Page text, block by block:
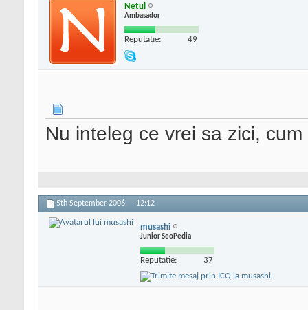
Netul
Ambasador
Reputatie: 49
Nu inteleg ce vrei sa zici,
5th September 2006, 12:12
musashi
Junior SeoPedia
Reputatie: 37